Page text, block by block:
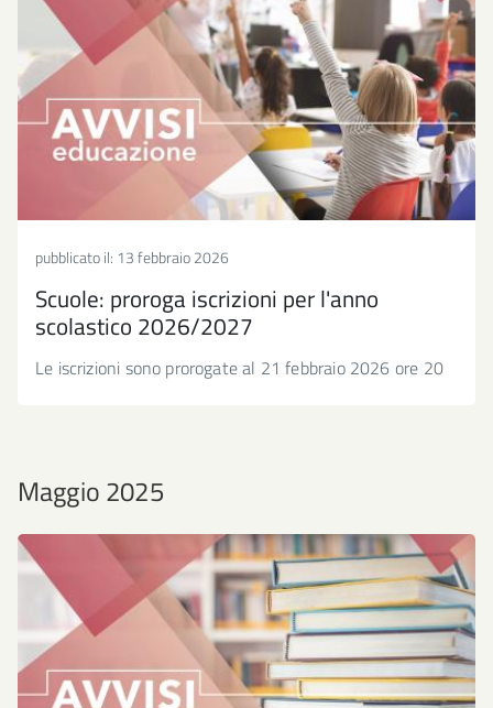
pubblicato il: 13 febbraio 2026
Scuole: proroga iscrizioni per l'anno
scolastico 2026/2027
Le iscrizioni sono prorogate al 21 febbraio 2026 ore 20
Maggio 2025